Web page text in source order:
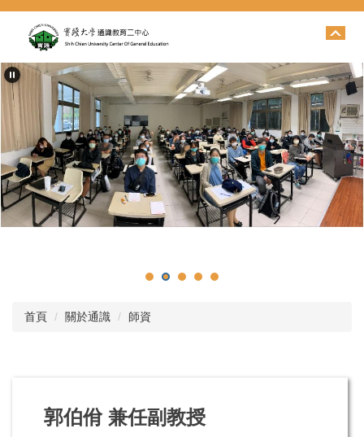
跳
要
內
容
首頁 關於通識 師資
郭伯佾 兼任副教授